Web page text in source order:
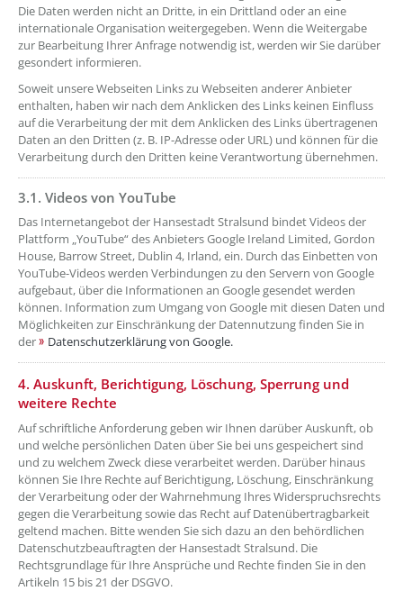
Die Daten werden nicht an Dritte, in ein Drittland oder an eine
internationale Organisation weitergegeben. Wenn die Weitergabe
zur Bearbeitung Ihrer Anfrage notwendig ist, werden wir Sie darüber
gesondert informieren.
Soweit unsere Webseiten Links zu Webseiten anderer Anbieter
enthalten, haben wir nach dem Anklicken des Links keinen Einfluss
auf die Verarbeitung der mit dem Anklicken des Links übertragenen
Daten an den Dritten (z. B. IP-Adresse oder URL) und können für die
Verarbeitung durch den Dritten keine Verantwortung übernehmen.
??? absaetzeOben[7]/titel ???
3.1. Videos von YouTube
Das Internetangebot der Hansestadt Stralsund bindet Videos der
Plattform „YouTube“ des Anbieters Google Ireland Limited, Gordon
House, Barrow Street, Dublin 4, Irland, ein. Durch das Einbetten von
YouTube-Videos werden Verbindungen zu den Servern von Google
aufgebaut, über die Informationen an Google gesendet werden
können. Information zum Umgang von Google mit diesen Daten und
Möglichkeiten zur Einschränkung der Datennutzung finden Sie in
der
Datenschutzerklärung von Google.
??? absaetzeOben[8]/titel ???
4. Auskunft, Berichtigung, Löschung, Sperrung und
weitere Rechte
Auf schriftliche Anforderung geben wir Ihnen darüber Auskunft, ob
und welche persönlichen Daten über Sie bei uns gespeichert sind
und zu welchem Zweck diese verarbeitet werden. Darüber hinaus
können Sie Ihre Rechte auf Berichtigung, Löschung, Einschränkung
der Verarbeitung oder der Wahrnehmung Ihres Widerspruchsrechts
gegen die Verarbeitung sowie das Recht auf Datenübertragbarkeit
geltend machen. Bitte wenden Sie sich dazu an den behördlichen
Datenschutzbeauftragten der Hansestadt Stralsund. Die
Rechtsgrundlage für Ihre Ansprüche und Rechte finden Sie in den
Artikeln 15 bis 21 der DSGVO.